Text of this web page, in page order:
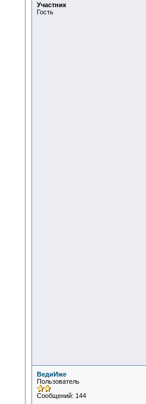
Участник
Гость
ВедиИже
Пользователь
Сообщений: 144